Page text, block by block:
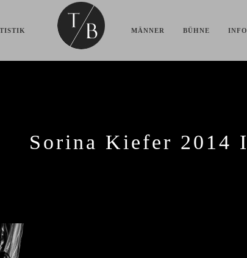
MÄNNER BÜHNE INFO
Sorina Kiefer 2014 I